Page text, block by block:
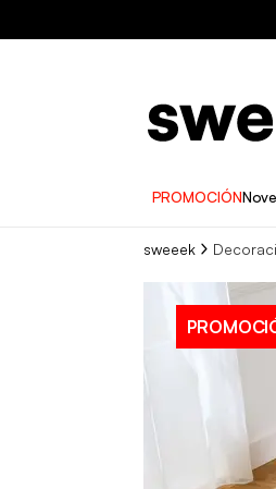
PROMOCIÓN
sweeek